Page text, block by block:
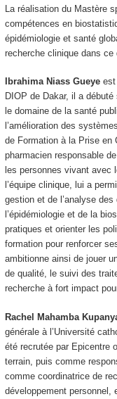
La réalisation du Mastère
compétences en
épidémiologie et santé
recherche clinique dans ce
Ibrahima Niass Gueyeest
DIOP de Dakar, il a
le domaine de la santé
l’amélioration des
de Formation à la Prise en
pharmacien responsable
les personnes vivant avec
l’équipe clinique, lui a
gestion et de l’analyse
l’épidémiologie et de la
pratiques et orienter les
formation pour renforcer
ambitionne ainsi de jouer
de qualité, le suivi des
recherche à fort impact
Rachel Mahamba
générale à l’Université
été recrutée par Epicentre
terrain, puis comme
comme coordinatrice de
développement personnel,